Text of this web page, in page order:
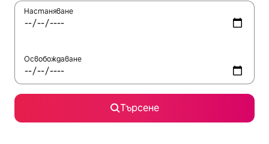
Настаняване
Освобождаване
Търсене